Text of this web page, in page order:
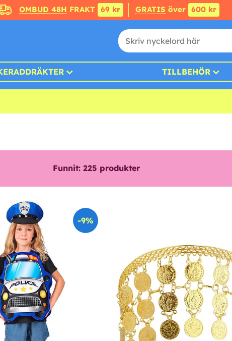
OMBUD 48H FRAKT 69 kr GRATIS över 600 kr
TILLBEHÖR
Funnit: 225 produkter
-9%